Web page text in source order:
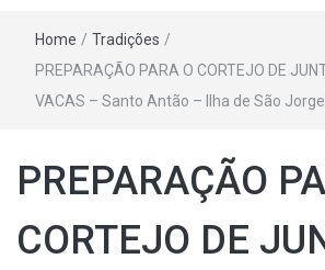
Home / Tradições /
PREPARAÇÃO PARA O CORTEJO DE
VACAS – Santo Antão – Ilha de São
PREPARAÇÃO
CORTEJO DE